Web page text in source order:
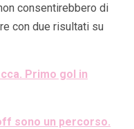
consentirebbero di
con due risultati su
Primo gol in
sono un percorso.